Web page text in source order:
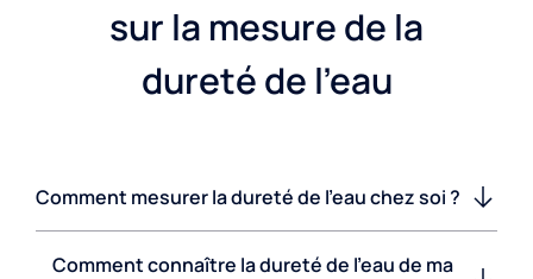
sur la mesure de la
dureté de l'eau
Comment mesurer la dureté de l'eau chez soi ?
Comment connaître la dureté de l'eau de ma